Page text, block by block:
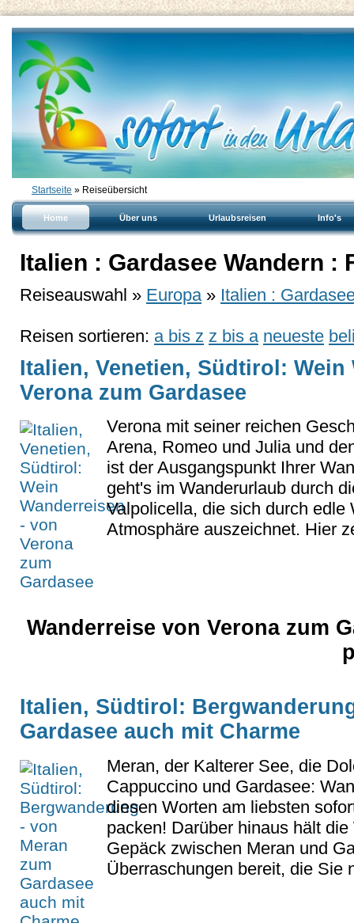
Startseite » Reiseübersicht
Home Über uns Urlaubsreisen Info's
Italien : Gardasee Wandern :
Reiseauswahl » Europa » Italien :
Reisen sortieren: a bis z z bis a neueste
Italien, Venetien, Südtirol: Wein
Verona zum Gardasee
Verona mit seiner reichen
Arena, Romeo und Julia und
ist der Ausgangspunkt Ihrer
geht's im Wanderurlaub durch
Valpolicella, die sich durch
Atmosphäre auszeichnet. Hier
Wanderreise von Verona zum
Italien, Südtirol:
Gardasee auch mit Charme
Meran, der Kalterer See, die
Cappuccino und Gardasee:
diesen Worten am liebsten
packen! Darüber hinaus hält
Gepäck zwischen Meran und
Überraschungen bereit, die Sie